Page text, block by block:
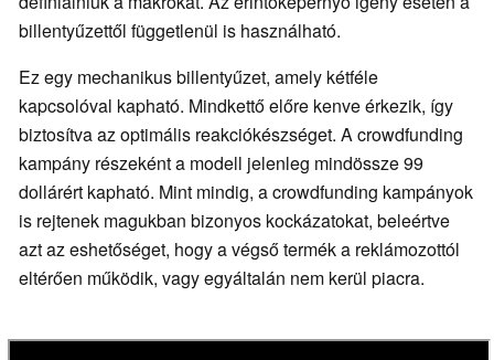
billentyűzettől függetlenül is használható.
Ez egy mechanikus billentyűzet, amely kétféle
kapcsolóval kapható. Mindkettő előre kenve érkezik, így
biztosítva az optimális reakciókészséget. A crowdfunding
kampány részeként a modell jelenleg mindössze 99
dollárért kapható. Mint mindig, a crowdfunding kampányok
is rejtenek magukban bizonyos kockázatokat, beleértve
azt az eshetőséget, hogy a végső termék a reklámozottól
eltérően működik, vagy egyáltalán nem kerül piacra.